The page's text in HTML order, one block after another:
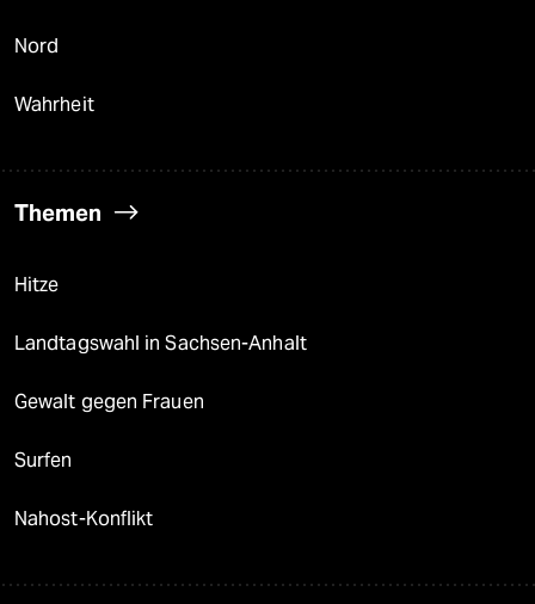
Nord
Wahrheit
Themen
Hitze
Landtagswahl in Sachsen-Anhalt
Gewalt gegen Frauen
Surfen
Nahost-Konflikt